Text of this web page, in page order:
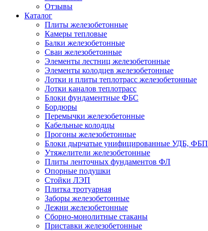
Отзывы
Каталог
Плиты железобетонные
Камеры тепловые
Балки железобетонные
Сваи железобетонные
Элементы лестниц железобетонные
Элементы колодцев железобетонные
Лотки и плиты теплотрасс железобетонные
Лотки каналов теплотрасс
Блоки фундаментные ФБС
Бордюры
Перемычки железобетонные
Кабельные колодцы
Прогоны железобетонные
Блоки дырчатые унифицированные УДБ, ФБП
Утяжелители железобетонные
Плиты ленточных фундаментов ФЛ
Опорные подушки
Стойки ЛЭП
Плитка тротуарная
Заборы железобетонные
Лежни железобетонные
Сборно-монолитные стаканы
Приставки железобетонные